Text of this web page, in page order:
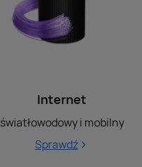
Internet
światłowodowy i mobilny
Sprawdź